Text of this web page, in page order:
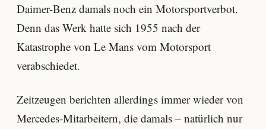
Daimer-Benz damals noch ein Motorsportverbot.
Denn das Werk hatte sich 1955 nach der
Katastrophe von Le Mans vom Motorsport
verabschiedet.
Zeitzeugen berichten allerdings immer wieder von
Mercedes-Mitarbeitern, die damals – natürlich nur